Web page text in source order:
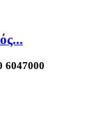
6047000